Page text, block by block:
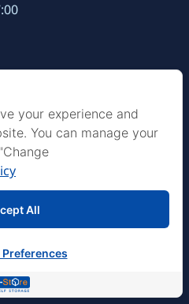
10110
your experience and
You can manage your
All
Preferences